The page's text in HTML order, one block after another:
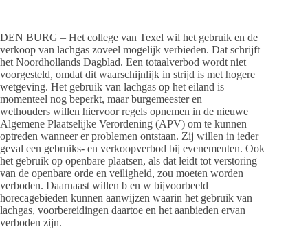
DEN BURG – Het college van Texel wil het gebruik en de
verkoop van lachgas zoveel mogelijk verbieden. Dat schrijft
het Noordhollands Dagblad. Een totaalverbod wordt niet
voorgesteld, omdat dit waarschijnlijk in strijd is met hogere
wetgeving. Het gebruik van lachgas op het eiland is
momenteel nog beperkt, maar burgemeester en
wethouders willen hiervoor regels opnemen in de nieuwe
Algemene Plaatselijke Verordening (APV) om te kunnen
optreden wanneer er problemen ontstaan. Zij willen in ieder
geval een gebruiks- en verkoopverbod bij evenementen. Ook
het gebruik op openbare plaatsen, als dat leidt tot verstoring
van de openbare orde en veiligheid, zou moeten worden
verboden. Daarnaast willen b en w bijvoorbeeld
horecagebieden kunnen aanwijzen waarin het gebruik van
lachgas, voorbereidingen daartoe en het aanbieden ervan
verboden zijn.